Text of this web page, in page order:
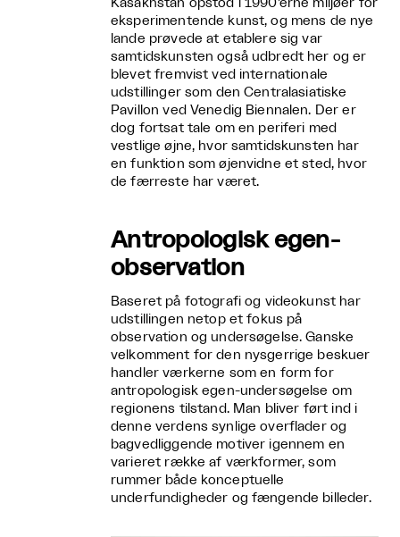
Kasakhstan opstod i 1990’erne miljøer for
eksperimentende kunst, og mens de nye
lande prøvede at etablere sig var
samtidskunsten også udbredt her og er
blevet fremvist ved internationale
udstillinger som den Centralasiatiske
Pavillon ved Venedig Biennalen. Der er
dog fortsat tale om en periferi med
vestlige øjne, hvor samtidskunsten har
en funktion som øjenvidne et sted, hvor
de færreste har været.
Antropologisk egen-
observation
Baseret på fotografi og videokunst har
udstillingen netop et fokus på
observation og undersøgelse. Ganske
velkomment for den nysgerrige beskuer
handler værkerne som en form for
antropologisk egen-undersøgelse om
regionens tilstand. Man bliver ført ind i
denne verdens synlige overflader og
bagvedliggende motiver igennem en
varieret række af værkformer, som
rummer både konceptuelle
underfundigheder og fængende billeder.